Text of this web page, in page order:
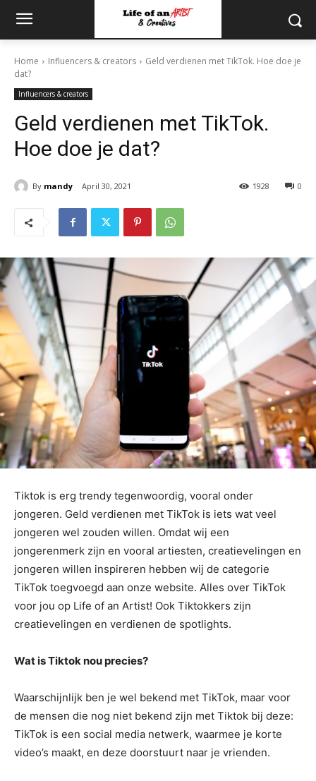
Home Influencers & creators
Geld verdienen met TikTok. Hoe doe je
dat?
Influencers & creators
Geld verdienen met TikTok.
Hoe doe je dat?
By mandy April 30, 2021 0
1928
Tiktok is erg trendy tegenwoordig, vooral onder
jongeren. Geld verdienen met TikTok is iets wat veel
jongeren wel zouden willen. Omdat wij een
jongerenmerk zijn en vooral artiesten, creatievelingen en
jongeren willen inspireren hebben wij de categorie
TikTok toegvoegd aan onze website. Alles over TikTok
voor jou op Life of an Artist! Ook Tiktokkers zijn
creatievelingen en verdienen de spotlights.
Wat is Tiktok nou precies?
Waarschijnlijk ben je wel bekend met TikTok, maar voor
de mensen die nog niet bekend zijn met Tiktok bij deze:
TikTok is een social media netwerk, waarmee je korte
video’s maakt, en deze doorstuurt naar je vrienden.